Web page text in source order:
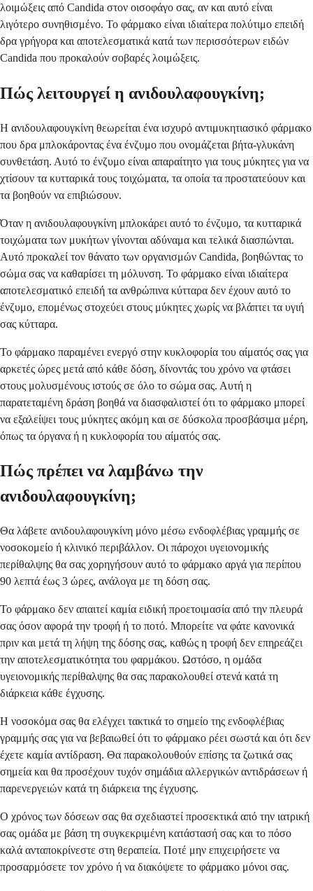
λοιμώξεις από Candida στον οισοφάγο σας, αν και αυτό είναι
λιγότερο συνηθισμένο. Το φάρμακο είναι ιδιαίτερα πολύτιμο επειδή
δρα γρήγορα και αποτελεσματικά κατά των περισσότερων ειδών
Candida που προκαλούν σοβαρές λοιμώξεις.
Πώς λειτουργεί η ανιδουλαφουγκίνη;
Η ανιδουλαφουγκίνη θεωρείται ένα ισχυρό αντιμυκητιασικό φάρμακο
που δρα μπλοκάροντας ένα ένζυμο που ονομάζεται βήτα-γλυκάνη
συνθετάση. Αυτό το ένζυμο είναι απαραίτητο για τους μύκητες για να
χτίσουν τα κυτταρικά τους τοιχώματα, τα οποία τα προστατεύουν και
τα βοηθούν να επιβιώσουν.
Όταν η ανιδουλαφουγκίνη μπλοκάρει αυτό το ένζυμο, τα κυτταρικά
τοιχώματα των μυκήτων γίνονται αδύναμα και τελικά διασπώνται.
Αυτό προκαλεί τον θάνατο των οργανισμών Candida, βοηθώντας το
σώμα σας να καθαρίσει τη μόλυνση. Το φάρμακο είναι ιδιαίτερα
αποτελεσματικό επειδή τα ανθρώπινα κύτταρα δεν έχουν αυτό το
ένζυμο, επομένως στοχεύει στους μύκητες χωρίς να βλάπτει τα υγιή
σας κύτταρα.
Το φάρμακο παραμένει ενεργό στην κυκλοφορία του αίματός σας για
αρκετές ώρες μετά από κάθε δόση, δίνοντάς του χρόνο να φτάσει
στους μολυσμένους ιστούς σε όλο το σώμα σας. Αυτή η
παρατεταμένη δράση βοηθά να διασφαλιστεί ότι το φάρμακο μπορεί
να εξαλείψει τους μύκητες ακόμη και σε δύσκολα προσβάσιμα μέρη,
όπως τα όργανα ή η κυκλοφορία του αίματός σας.
Πώς πρέπει να λαμβάνω την
ανιδουλαφουγκίνη;
Θα λάβετε ανιδουλαφουγκίνη μόνο μέσω ενδοφλέβιας γραμμής σε
νοσοκομείο ή κλινικό περιβάλλον. Οι πάροχοι υγειονομικής
περίθαλψης θα σας χορηγήσουν αυτό το φάρμακο αργά για περίπου
90 λεπτά έως 3 ώρες, ανάλογα με τη δόση σας.
Το φάρμακο δεν απαιτεί καμία ειδική προετοιμασία από την πλευρά
σας όσον αφορά την τροφή ή το ποτό. Μπορείτε να φάτε κανονικά
πριν και μετά τη λήψη της δόσης σας, καθώς η τροφή δεν επηρεάζει
την αποτελεσματικότητα του φαρμάκου. Ωστόσο, η ομάδα
υγειονομικής περίθαλψης θα σας παρακολουθεί στενά κατά τη
διάρκεια κάθε έγχυσης.
Η νοσοκόμα σας θα ελέγχει τακτικά το σημείο της ενδοφλέβιας
γραμμής σας για να βεβαιωθεί ότι το φάρμακο ρέει σωστά και ότι δεν
έχετε καμία αντίδραση. Θα παρακολουθούν επίσης τα ζωτικά σας
σημεία και θα προσέχουν τυχόν σημάδια αλλεργικών αντιδράσεων ή
παρενεργειών κατά τη διάρκεια της έγχυσης.
Ο χρόνος των δόσεων σας θα σχεδιαστεί προσεκτικά από την ιατρική
σας ομάδα με βάση τη συγκεκριμένη κατάστασή σας και το πόσο
καλά ανταποκρίνεστε στη θεραπεία. Ποτέ μην επιχειρήσετε να
προσαρμόσετε τον χρόνο ή να διακόψετε το φάρμακο μόνοι σας.